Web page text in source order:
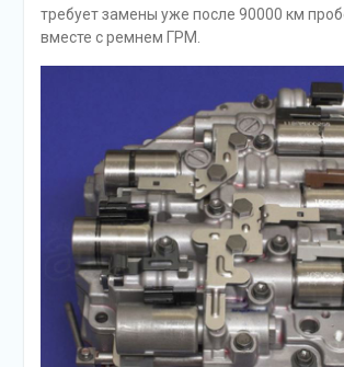
требует замены уже после 90000 км
вместе с ремнем ГРМ.